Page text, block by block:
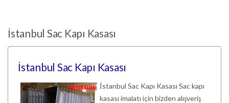
İstanbul Sac Kapı Kasası
İstanbul Sac Kapı Kasası
İstanbul Sac Kapı Kasası Sac kapı
kasası imalatı için bizden alışveriş